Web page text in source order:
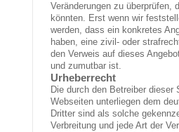
Veränderungen zu überprüfen,
könnten. Erst wenn wir
werden, dass ein konkretes
haben, eine zivil- oder
den Verweis auf dieses
und zumutbar ist.
Urheberrecht
Die durch den Betreiber
Webseiten unterliegen dem
Dritter sind als solche
Verbreitung und jede Art der